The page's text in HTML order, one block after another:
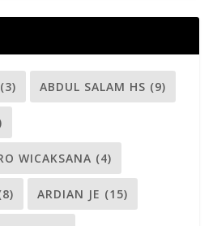
(3) ABDUL SALAM HS (9)
WICAKSANA (4)
ARDIAN JE (15)